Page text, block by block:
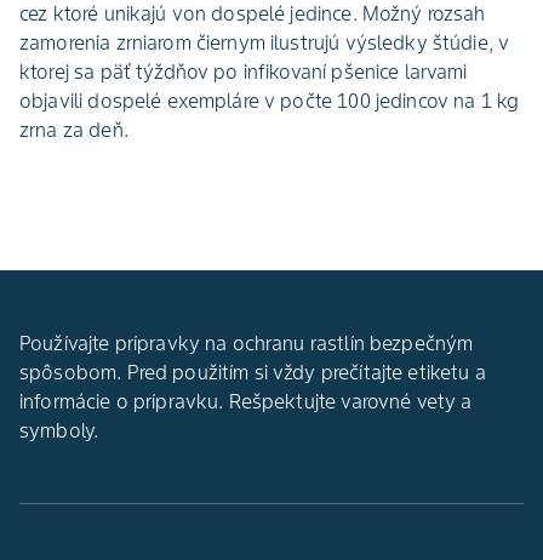
cez ktoré unikajú von dospelé jedince. Možný rozsah
zamorenia zrniarom čiernym ilustrujú výsledky štúdie, v
ktorej sa päť týždňov po infikovaní pšenice larvami
objavili dospelé exempláre v počte 100 jedincov na 1 kg
zrna za deň.
Používajte prípravky na ochranu rastlín bezpečným
spôsobom. Pred použitím si vždy prečítajte etiketu a
informácie o prípravku. Rešpektujte varovné vety a
symboly.